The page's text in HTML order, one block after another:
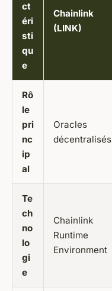
ct
éri
sti
qu
e
Chainlink
(LINK)
Rô
le
pri
nc
ip
al
Oracles
décentralisés
Te
ch
no
lo
gi
e
Chainlink
Runtime
Environment